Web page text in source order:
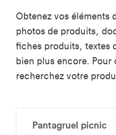
Obtenez vos éléments
photos de produits,
fiches produits, textes
bien plus encore. Pour
recherchez votre